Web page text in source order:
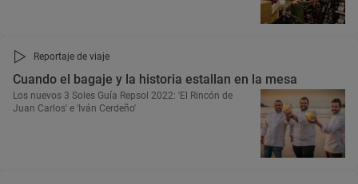
Reportaje de viaje
Cuando el bagaje y la historia estallan en la mesa
Los nuevos 3 Soles Guía Repsol 2022: 'El Rincón de
Juan Carlos' e 'Iván Cerdeño'